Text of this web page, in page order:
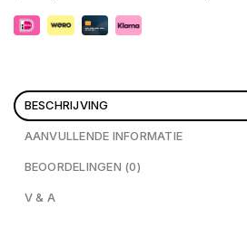
BESCHRIJVING
AANVULLENDE INFORMATIE
BEOORDELINGEN (0)
V & A